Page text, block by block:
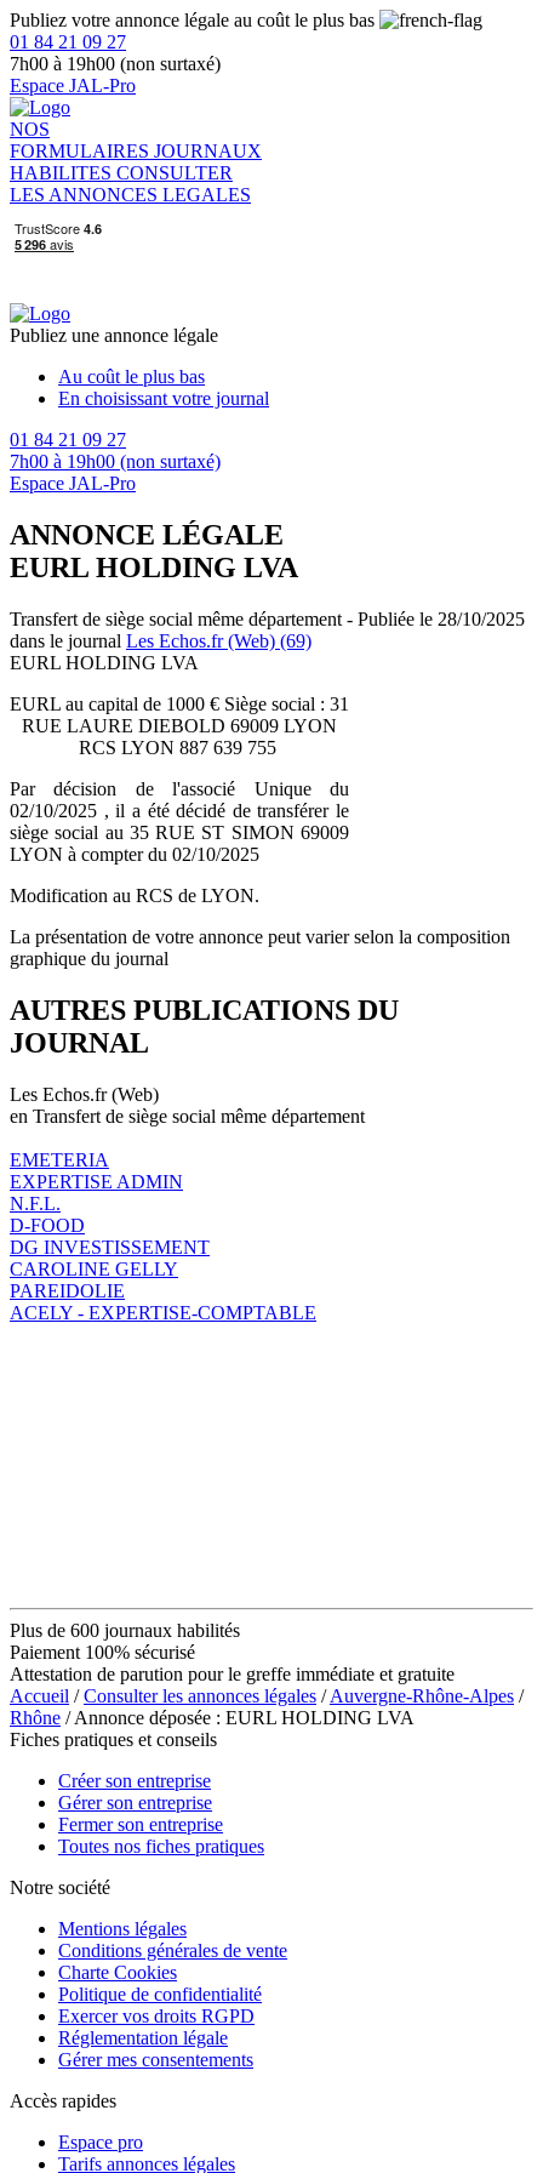
Publiez votre annonce légale au coût le plus bas
01 84 21 09 27
7h00 à 19h00 (non surtaxé)
Espace JAL-Pro
NOS
FORMULAIRES JOURNAUX
HABILITES CONSULTER
LES ANNONCES LEGALES
Publiez une annonce légale
Au coût le plus bas
En choisissant votre journal
01 84 21 09 27
7h00 à 19h00 (non surtaxé)
Espace JAL-Pro
ANNONCE LÉGALE
EURL HOLDING LVA
Transfert de siège social même département - Publiée le 28/10/2025
dans le journal Les Echos.fr (Web) (69)
EURL HOLDING LVA
EURL au capital de 1000 € Siège social : 31
RUE LAURE DIEBOLD 69009 LYON
RCS LYON 887 639 755
Par décision de l'associé Unique du
02/10/2025 , il a été décidé de transférer le
siège social au 35 RUE ST SIMON 69009
LYON à compter du 02/10/2025
Modification au RCS de LYON.
La présentation de votre annonce peut varier selon la composition
graphique du journal
AUTRES PUBLICATIONS DU
JOURNAL
Les Echos.fr (Web)
en Transfert de siège social même département
EMETERIA
EXPERTISE ADMIN
N.F.L.
D-FOOD
DG INVESTISSEMENT
CAROLINE GELLY
PAREIDOLIE
ACELY - EXPERTISE-COMPTABLE
Plus de 600 journaux habilités
Paiement 100% sécurisé
Attestation de parution pour le greffe immédiate et gratuite
Accueil /Consulter les annonces légales /Auvergne-Rhône-Alpes /
Rhône / Annonce déposée : EURL HOLDING LVA
Fiches pratiques et conseils
Créer son entreprise
Gérer son entreprise
Fermer son entreprise
Toutes nos fiches pratiques
Notre société
Mentions légales
Conditions générales de vente
Charte Cookies
Politique de confidentialité
Exercer vos droits RGPD
Réglementation légale
Gérer mes consentements
Accès rapides
Espace pro
Tarifs annonces légales